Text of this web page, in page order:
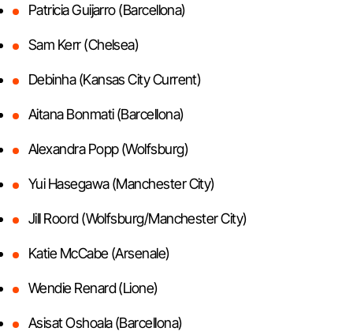
Patricia Guijarro (Barcellona)
Sam Kerr (Chelsea)
Debinha (Kansas City Current)
Aitana Bonmati (Barcellona)
Alexandra Popp (Wolfsburg)
Yui Hasegawa (Manchester City)
Jill Roord (Wolfsburg/Manchester City)
Katie McCabe (Arsenale)
Wendie Renard (Lione)
Asisat Oshoala (Barcellona)